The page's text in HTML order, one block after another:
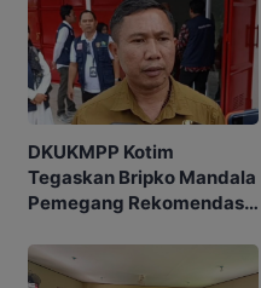
DKUKMPP Kotim
Tegaskan Bripko Mandala
Pemegang Rekomendasi